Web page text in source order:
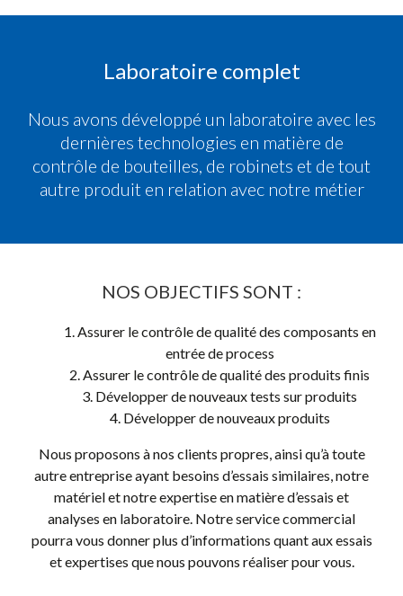
Laboratoire complet
Nous avons développé un laboratoire avec les
dernières technologies en matière de
contrôle de bouteilles, de robinets et de tout
autre produit en relation avec notre métier
NOS OBJECTIFS SONT :
Assurer le contrôle de qualité des composants en
entrée de process
Assurer le contrôle de qualité des produits finis
Développer de nouveaux tests sur produits
Développer de nouveaux produits
Nous proposons à nos clients propres, ainsi qu’à toute
autre entreprise ayant besoins d’essais similaires, notre
matériel et notre expertise en matière d’essais et
analyses en laboratoire. Notre service commercial
pourra vous donner plus d’informations quant aux essais
et expertises que nous pouvons réaliser pour vous.